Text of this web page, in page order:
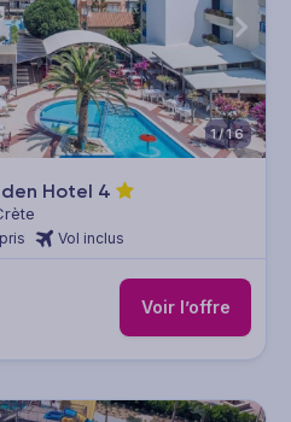
1/16
Hotel 4
Vol inclus
Voir l’offre